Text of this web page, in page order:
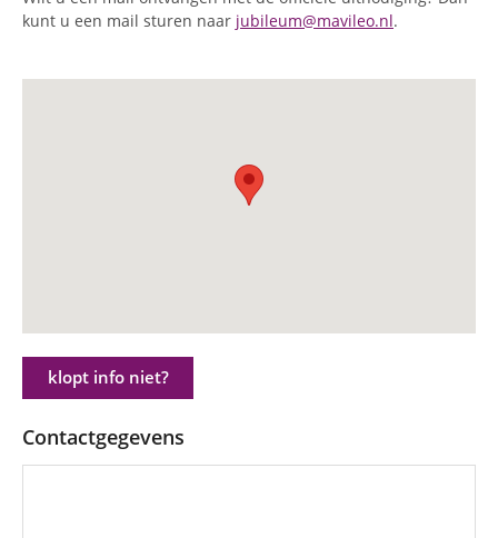
kunt u een mail sturen naar jubileum@mavileo.nl.
klopt info niet?
Contactgegevens